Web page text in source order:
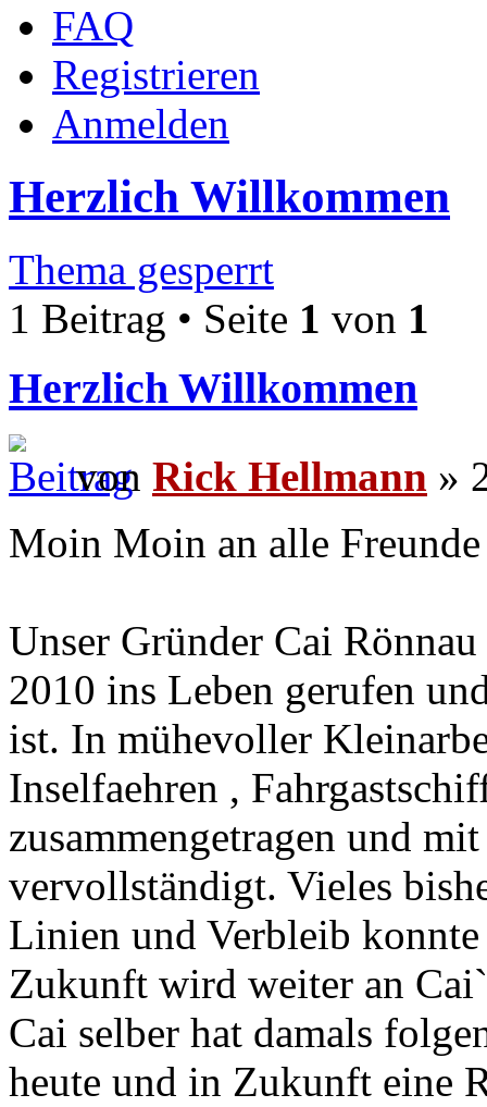
FAQ
Registrieren
Anmelden
Herzlich Willkommen
Thema gesperrt
1 Beitrag • Seite 1 von 1
Herzlich Willkommen
von Rick Hellmann »
Moin Moin an alle
Unser Gründer Cai
2010 ins Leben gerufen
ist. In mühevoller
Inselfaehren ,
zusammengetragen und
vervollständigt. Vieles
Linien und Verbleib
Zukunft wird weiter an
Cai selber hat damals
heute und in Zukunft eine